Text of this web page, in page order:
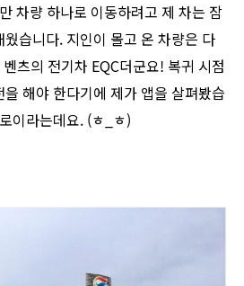
차량 하나로 이동하려고 제 차는 잠
습니다. 지인이 몰고 온 차량은 다
츠의 전기차 EQC더군요! 복귀 시점
해야 한다기에 제가 앱을 살펴봤습
이라는데요. (ㅎ_ㅎ)